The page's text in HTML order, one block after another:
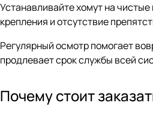
Устанавливайте хомут на
крепления и отсутствие
Регулярный осмотр помогает
продлевает срок службы всей
Почему стоит